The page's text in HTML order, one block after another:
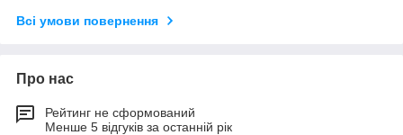
Всі умови повернення
Про нас
Рейтинг не сформований
Менше 5 відгуків за останній рік